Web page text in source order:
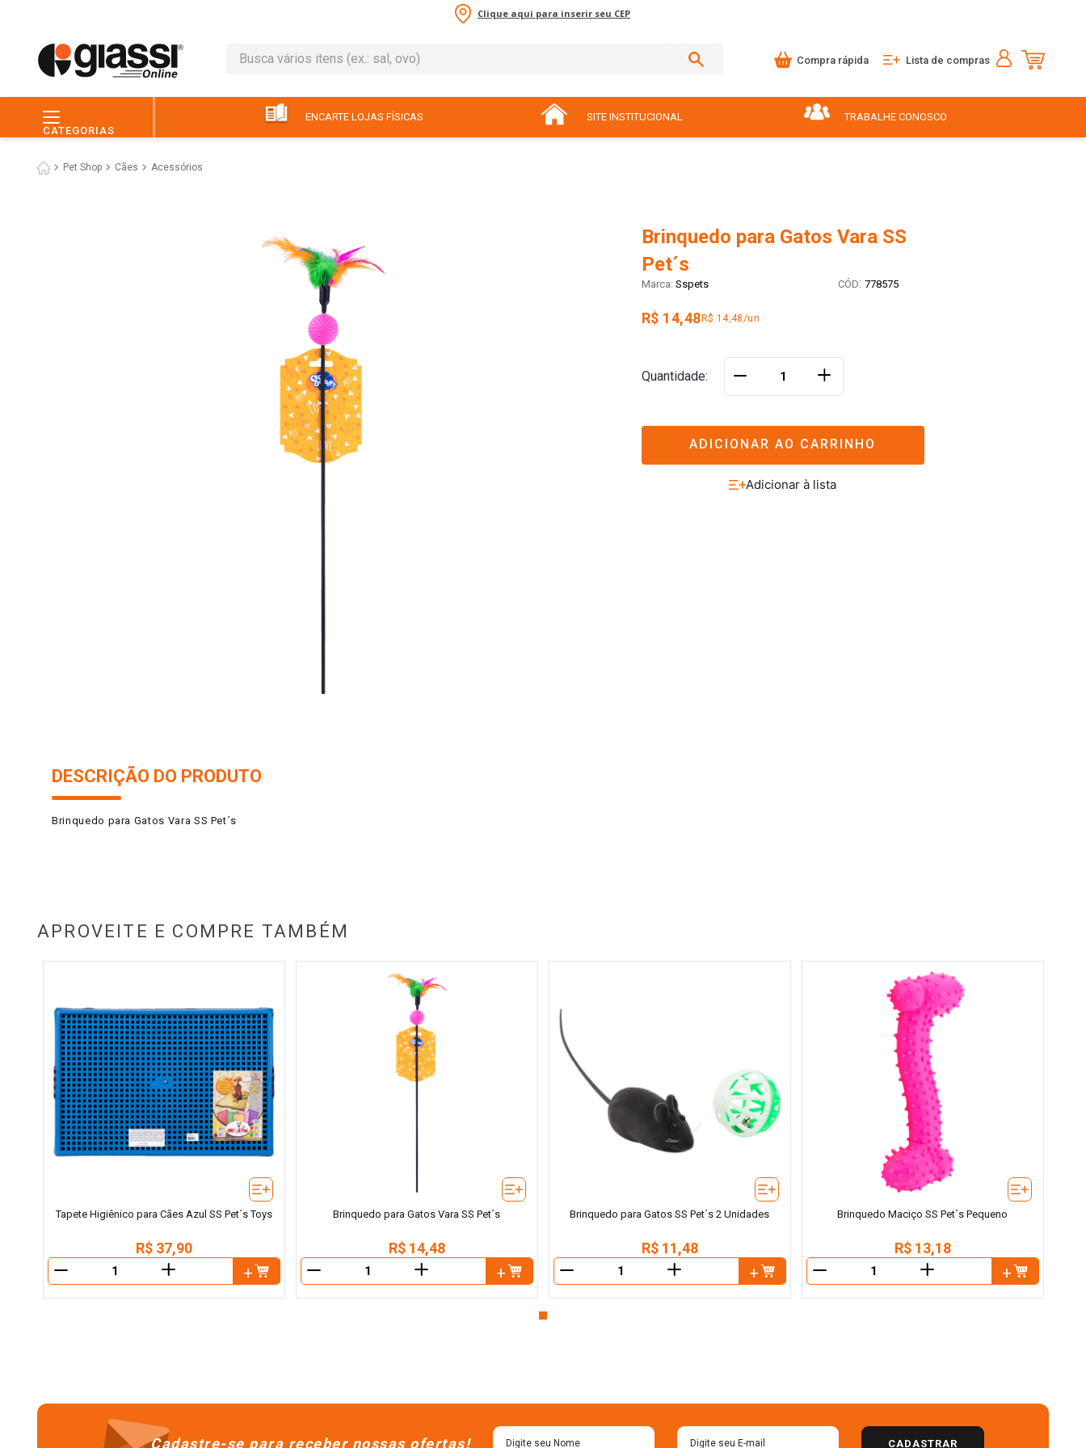
Clique aqui para inserir seu CEP
Busca vários itens (ex.: sal, ovo)
Compra rápida Lista de compras
CATEGORIAS
ENCARTE LOJAS FÍSICAS SITE INSTITUCIONAL TRABALHE CONOSCO
Pet Shop Cães Acessórios
Brinquedo para Gatos Vara SS
Pet´s
Sspets : 778575
R$ 14,48R$ 14,48/un
Quantidade ＋
ADICIONAR AO CARRINHO
DESCRIÇÃO DO PRODUTO
Brinquedo para Gatos Vara SS Pet´s
APROVEITE E COMPRE TAMBÉM
Tapete Higiênico para Cães Azul SS Pet´s Toys
R$ 37,90
＋
Brinquedo para Gatos Vara SS Pet´s
R$ 14,48
＋
Brinquedo para Gatos SS Pet´s 2 Unidades
R$ 11,48
＋
Brinquedo Maciço SS Pet´s Pequeno
R$ 13,18
＋
Cadastre-se para receber nossas ofertas! CADASTRAR
leite
chocolate
macarrão
arroz